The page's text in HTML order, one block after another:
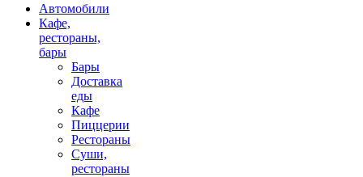
Автомобили
Кафе,
рестораны,
бары
Бары
Доставка
еды
Кафе
Пиццерии
Рестораны
Суши,
рестораны